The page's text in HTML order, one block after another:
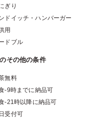
ぎり
ドイッチ・ハンバーガー
用
ドブル
その他の条件
無料
-9時までに納品可
-21時以降に納品可
受付可